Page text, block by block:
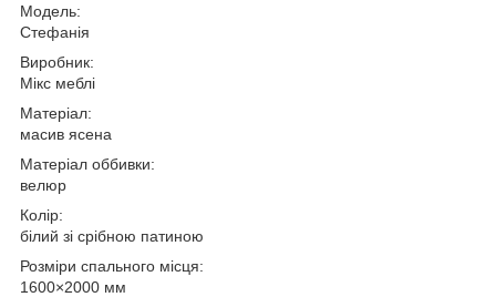
Модель:
Стефанія
Виробник:
Мікс меблі
Матеріал:
масив ясена
Матеріал оббивки:
велюр
Колір:
білий зі срібною патиною
Розміри спального місця:
1600×2000 мм